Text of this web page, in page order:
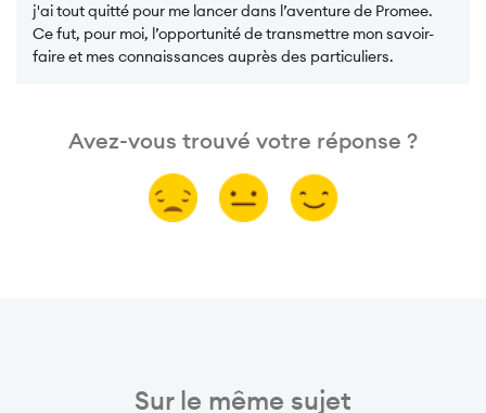
j'ai tout quitté pour me lancer dans l’aventure de Promee.
Ce fut, pour moi, l’opportunité de transmettre mon savoir-
faire et mes connaissances auprès des particuliers.
Avez-vous trouvé votre réponse ?
Sur le même sujet